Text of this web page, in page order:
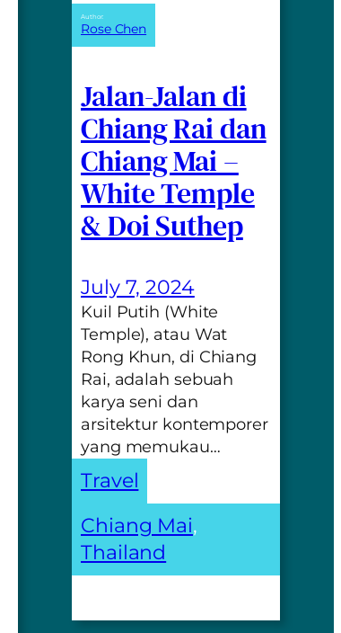
Author:
Rose Chen
Jalan-Jalan di
Chiang Rai dan
Chiang Mai –
White Temple
& Doi Suthep
July 7, 2024
Kuil Putih (White
Temple), atau Wat
Rong Khun, di Chiang
Rai, adalah sebuah
karya seni dan
arsitektur kontemporer
yang memukau…
Travel
Chiang Mai
Thailand